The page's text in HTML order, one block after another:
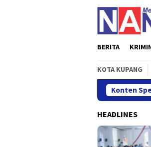
BERITA
KOTA KUPANG
Konten
2026 Tumbuh Sebesar 5,01 Persen
HEADLINES